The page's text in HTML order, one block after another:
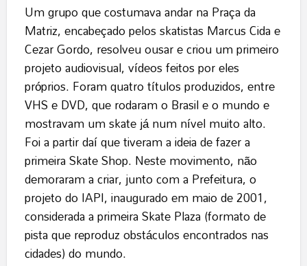
Um grupo que costumava andar na Praça da
Matriz, encabeçado pelos skatistas Marcus Cida e
Cezar Gordo, resolveu ousar e criou um primeiro
projeto audiovisual, vídeos feitos por eles
próprios. Foram quatro títulos produzidos, entre
VHS e DVD, que rodaram o Brasil e o mundo e
mostravam um skate já num nível muito alto.
Foi a partir daí que tiveram a ideia de fazer a
primeira Skate Shop. Neste movimento, não
demoraram a criar, junto com a Prefeitura, o
projeto do IAPI, inaugurado em maio de 2001,
considerada a primeira Skate Plaza (formato de
pista que reproduz obstáculos encontrados nas
cidades) do mundo.